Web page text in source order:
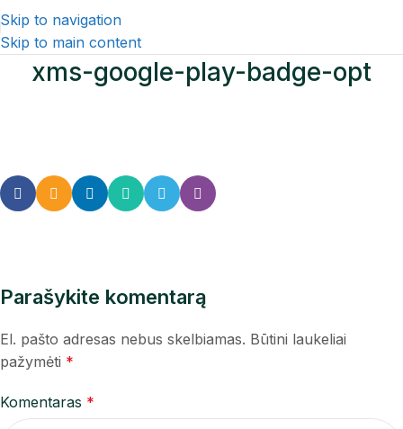
Skip to navigation
Skip to main content
xms-google-play-badge-opt
Parašykite komentarą
El. pašto adresas nebus skelbiamas. Būtini laukeliai
pažymėti *
Komentaras *